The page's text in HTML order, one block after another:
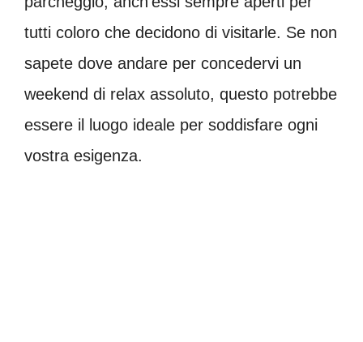
tutti coloro che decidono di visitarle. Se non
sapete dove andare per concedervi un
weekend di relax assoluto, questo potrebbe
essere il luogo ideale per soddisfare ogni
vostra esigenza.